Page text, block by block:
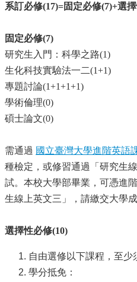
中
專
區
大
學
部
碩
班
系
友
會
態
資
系訂必修(17)=固定必修(7)+選
固定必修(7)
研究生入門：科學之路(1)
生化科技實驗法一二(1+1)
專題討論(1+1+1+1)
學術倫理(0)
碩士論文(0)
需通過 國立臺灣大學進階英語
種檢定，或修習通過「研究生
試。本校大學部畢業，可憑進
生線上英文三」，請繳交大學
選擇性必修(10)
自由選修以下課程，至少
學分抵免：